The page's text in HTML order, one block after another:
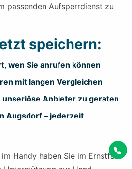
passenden Aufsperrdienst zu
speichern:
wen Sie anrufen können
mit langen Vergleichen
unseriöse Anbieter zu geraten
Augsdorf – jederzeit
Handy haben Sie im Ernstfall